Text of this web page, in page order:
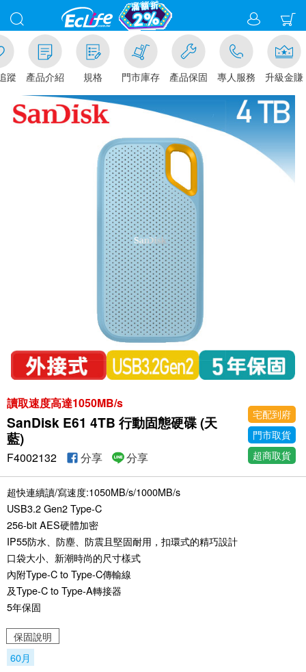
蹤 產品介紹 規格 門市庫存 產品保固 專人服務 升級金賺
讀取速度高達1050MB/s
SanDisk E61 4TB 行動固態硬碟 (天
藍)
宅配到府
門市取貨
超商取貨
F4002132 分享 分享
超快連續讀/寫速度:1050MB/s/1000MB/s
USB3.2 Gen2 Type-C
256-bit AES硬體加密
IP55防水、防塵、防震且堅固耐用，扣環式的精巧設計
口袋大小、新潮時尚的尺寸樣式
內附Type-C to Type-C傳輸線
及Type-C to Type-A轉接器
5年保固
保固說明
60月